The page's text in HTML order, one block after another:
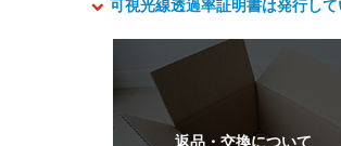
可視光線透過率証明書は発行して